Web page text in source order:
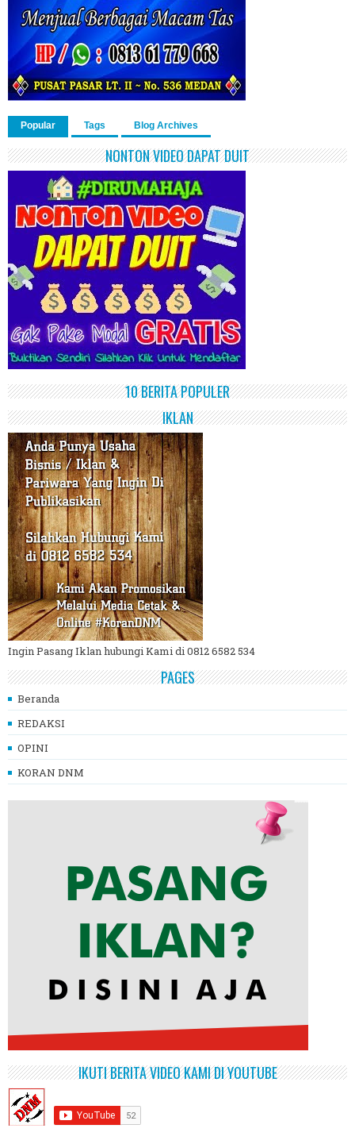
Popular Tags Blog Archives
NONTON VIDEO DAPAT DUIT
10 BERITA POPULER
IKLAN
Ingin Pasang Iklan hubungi Kami di 0812 6582 534
PAGES
Beranda
REDAKSI
OPINI
KORAN DNM
IKUTI BERITA VIDEO KAMI DI YOUTUBE